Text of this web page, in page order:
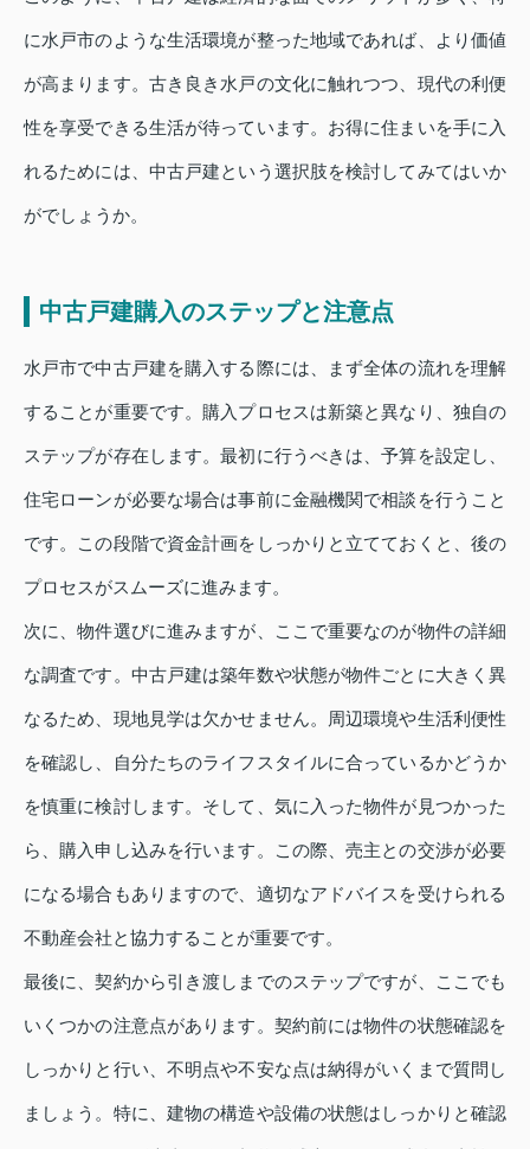
に水戸市のような生活環境が整った地域であれば、より価値
が高まります。古き良き水戸の文化に触れつつ、現代の利便
性を享受できる生活が待っています。お得に住まいを手に入
れるためには、中古戸建という選択肢を検討してみてはいか
がでしょうか。
中古戸建購入のステップと注意点
水戸市で中古戸建を購入する際には、まず全体の流れを理解
することが重要です。購入プロセスは新築と異なり、独自の
ステップが存在します。最初に行うべきは、予算を設定し、
住宅ローンが必要な場合は事前に金融機関で相談を行うこと
です。この段階で資金計画をしっかりと立てておくと、後の
プロセスがスムーズに進みます。
次に、物件選びに進みますが、ここで重要なのが物件の詳細
な調査です。中古戸建は築年数や状態が物件ごとに大きく異
なるため、現地見学は欠かせません。周辺環境や生活利便性
を確認し、自分たちのライフスタイルに合っているかどうか
を慎重に検討します。そして、気に入った物件が見つかった
ら、購入申し込みを行います。この際、売主との交渉が必要
になる場合もありますので、適切なアドバイスを受けられる
不動産会社と協力することが重要です。
最後に、契約から引き渡しまでのステップですが、ここでも
いくつかの注意点があります。契約前には物件の状態確認を
しっかりと行い、不明点や不安な点は納得がいくまで質問し
ましょう。特に、建物の構造や設備の状態はしっかりと確認